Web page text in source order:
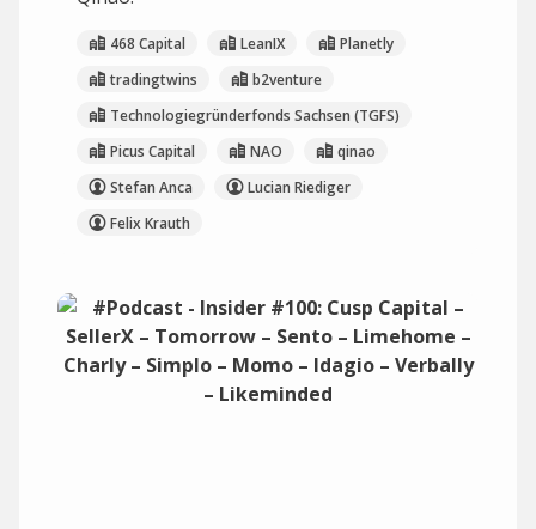
468 Capital LeanIX
Planetly
tradingtwins
b2venture
Technologiegründerfonds Sachsen (TGFS)
Picus Capital
NAO
qinao
Stefan Anca
Lucian Riediger
Felix Krauth